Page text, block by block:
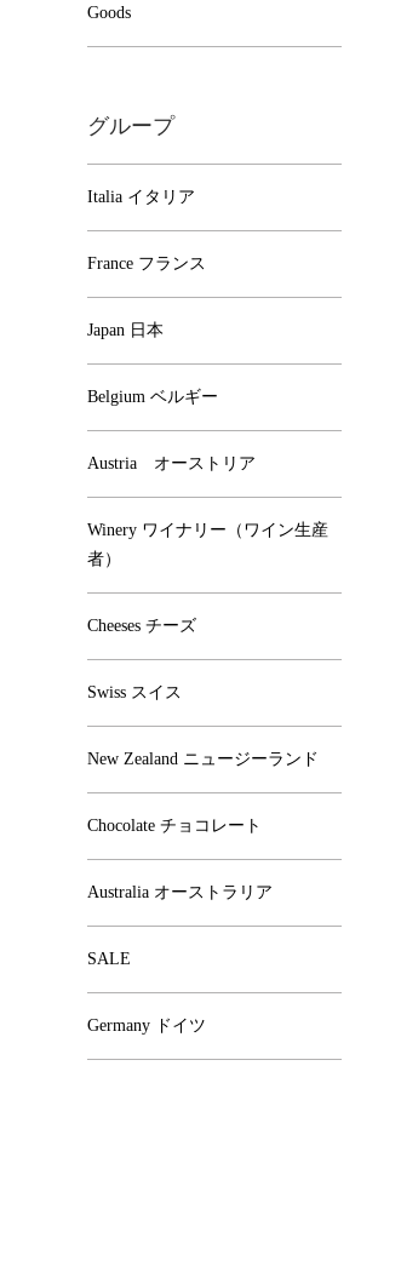
Goods
グループ
Italia イタリア
France フランス
Japan 日本
Belgium ベルギー
Austria オーストリア
Winery ワイナリー（ワイン生産
者）
Cheeses チーズ
Swiss スイス
New Zealand ニュージーランド
Chocolate チョコレート
Australia オーストラリア
SALE
Germany ドイツ